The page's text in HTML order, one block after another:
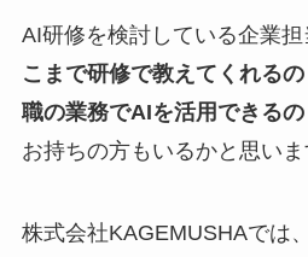
AI研修を検討している企業担
こまで研修で教えてくれる
職の業務でAIを活用できるの
お持ちの方もいるかと思いま
株式会社KAGEMUSHAでは、